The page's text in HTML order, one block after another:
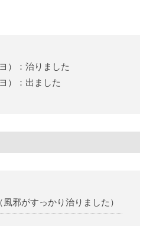
）：治りました
）：出ました
邪がすっかり治りました）